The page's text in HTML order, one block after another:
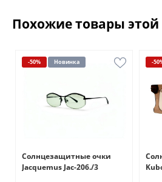
Похожие товары
-50% Новинка
Солнцезащитные очки
Jacquemus Jac-206./3
-